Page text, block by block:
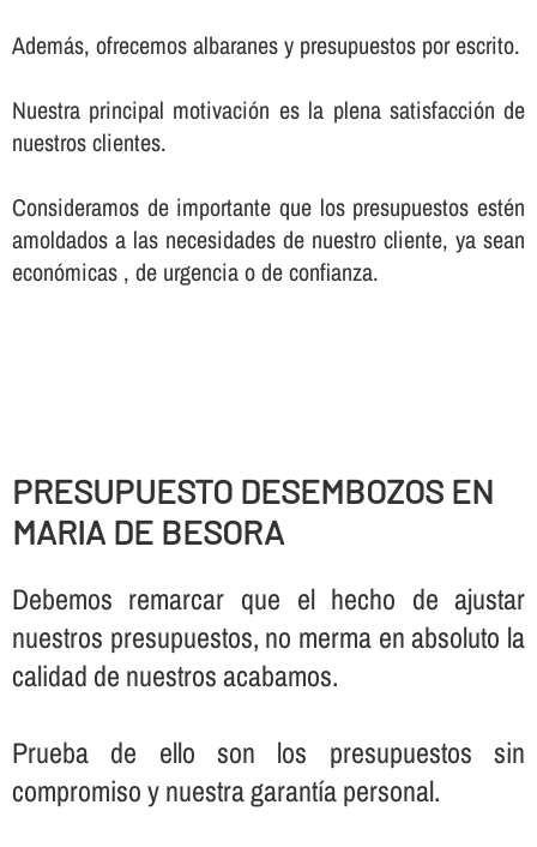
Además, ofrecemos albaranes y presupuestos por escrito.
Nuestra principal motivación es la plena satisfacción de
nuestros clientes.
Consideramos de importante que los presupuestos estén
amoldados a las necesidades de nuestro cliente, ya sean
económicas , de urgencia o de confianza.
PRESUPUESTO DESEMBOZOS EN
MARIA DE BESORA
Debemos remarcar que el hecho de ajustar
nuestros presupuestos, no merma en absoluto la
calidad de nuestros acabamos.
Prueba de ello son los presupuestos sin
compromiso y nuestra garantí­a personal.